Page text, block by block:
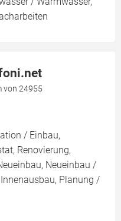
von 24955
/ Einbau,
Renovierung,
Neueinbau /
Planung /